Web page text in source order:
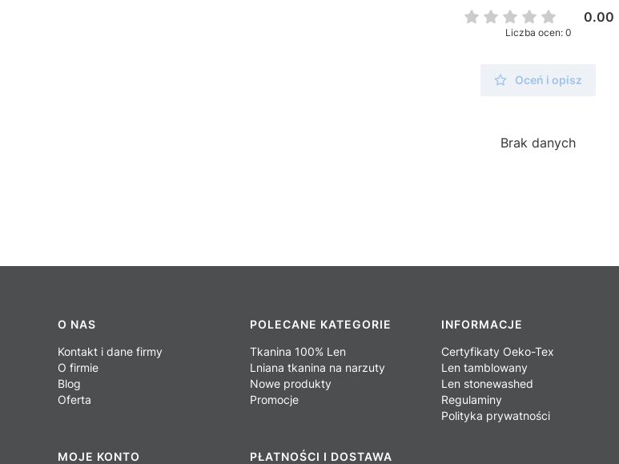
0.00
Liczba ocen: 0
Oceń i opisz
Brak danych
Linki w stopce
O NAS
Kontakt i dane firmy
O firmie
Blog
Oferta
POLECANE KATEGORIE
Tkanina 100% Len
Lniana tkanina na narzuty
Nowe produkty
Promocje
INFORMACJE
Certyfikaty Oeko-Tex
Len tamblowany
Len stonewashed
Regulaminy
Polityka prywatności
MOJE KONTO
PŁATNOŚCI I DOSTAWA